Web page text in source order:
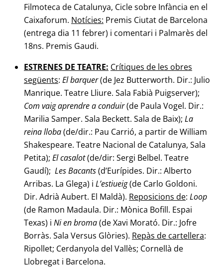
Filmoteca de Catalunya, Cicle sobre Infància en el
Caixaforum. Notícies: Premis Ciutat de Barcelona
(entrega dia 11 febrer) i comentari i Palmarès del
18ns. Premis Gaudi.
ESTRENES DE TEATRE: Crítiques de les obres
següents: El barquer(de Jez Butterworth. Dir.: Julio
Manrique. Teatre Lliure. Sala Fabià Puigserver);
Com vaig aprendre a conduir(de Paula Vogel. Dir.:
Marilia Samper. Sala Beckett. Sala de Baix); La
reina lloba(de/dir.: Pau Carrió, a partir de William
Shakespeare. Teatre Nacional de Catalunya, Sala
Petita); El casalot(de/dir: Sergi Belbel. Teatre
Gaudí); Les Bacants(d’Eurípides. Dir.: Alberto
Arribas. La Glega) i L’estiueig(de Carlo Goldoni.
Dir. Adrià Aubert. El Maldà). Reposicions de: Loop
(de Ramon Madaula. Dir.: Mònica Bofill. Espai
Texas) i Ni en broma(de Xavi Morató. Dir.: Jofre
Borràs. Sala Versus Glòries). Repàs de cartellera:
Ripollet; Cerdanyola del Vallès; Cornellà de
Llobregat i Barcelona.